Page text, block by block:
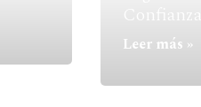
Leer más »